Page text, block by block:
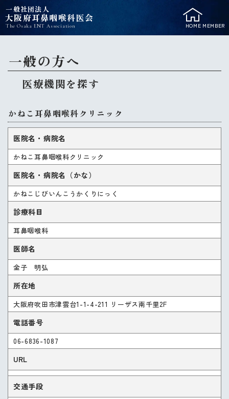
一般社団法人
大阪府耳鼻咽喉科医会
The Osaka ENT Association HOME MEMBER
一般の方へ
医療機関を探す
かねこ耳鼻咽喉科クリニック
医院名・病院名
かねこ耳鼻咽喉科クリニック
医院名・病院名（かな）
かねこじびいんこうかくりにっく
診療科目
耳鼻咽喉科
医師名
金子 明弘
所在地
大阪府吹田市津雲台1-1-4-211 リーザス南千里2F
電話番号
06-6836-1087
URL
交通手段